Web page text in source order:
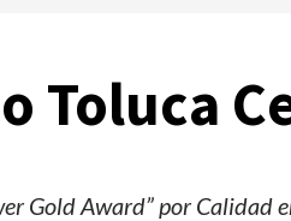
Toluca
Gold Award” por Calidad